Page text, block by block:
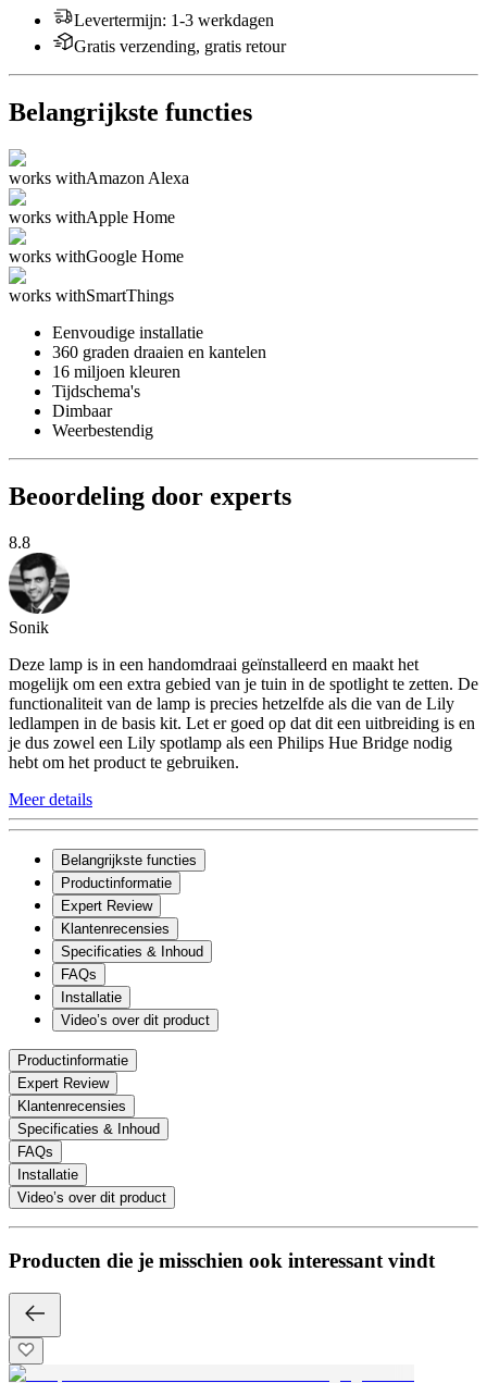
Levertermijn: 1-3 werkdagen
Gratis verzending, gratis retour
Belangrijkste functies
works withAmazon Alexa
works withApple Home
works withGoogle Home
works withSmartThings
Eenvoudige installatie
360 graden draaien en kantelen
16 miljoen kleuren
Tijdschema's
Dimbaar
Weerbestendig
Beoordeling door experts
8.8
Sonik
Deze lamp is in een handomdraai geïnstalleerd en maakt het
mogelijk om een extra gebied van je tuin in de spotlight te zetten. De
functionaliteit van de lamp is precies hetzelfde als die van de Lily
ledlampen in de basis kit. Let er goed op dat dit een uitbreiding is en
je dus zowel een Lily spotlamp als een Philips Hue Bridge nodig
hebt om het product te gebruiken.
Meer details
Belangrijkste functies
Productinformatie
Expert Review
Klantenrecensies
Specificaties & Inhoud
FAQs
Installatie
Video’s over dit product
Productinformatie
Expert Review
Klantenrecensies
Specificaties & Inhoud
FAQs
Installatie
Video’s over dit product
Producten die je misschien ook interessant vindt